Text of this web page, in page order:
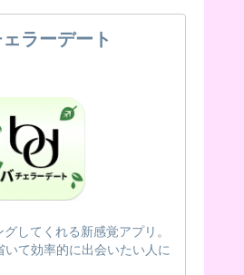
ラーデート
してくれる新感覚アプリ。
て効率的に出会いたい人に